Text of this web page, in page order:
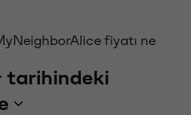
fiyatı ne
tarihindeki